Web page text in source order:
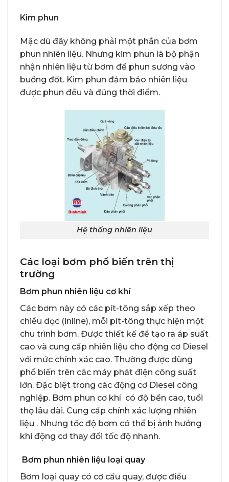
Kim phun
Mặc dù đây không phải một phần của bơm
phun nhiên liệu. Nhưng kim phun là bộ phận
nhận nhiên liệu từ bơm để phun sương vào
buồng đốt. Kim phun đảm bảo nhiên liệu
được phun đều và đúng thời điểm.
Hệ thống nhiên liệu
Các loại bơm phổ biến trên thị
trường
Bơm phun nhiên liệu cơ khí
Các bơm này có các pít-tông sắp xếp theo
chiều dọc (inline), mỗi pít-tông thực hiện một
chu trình bơm. Được thiết kế để tạo ra áp suất
cao và cung cấp nhiên liệu cho động cơ Diesel
với mức chính xác cao. Thường được dùng
phổ biến trên các máy phát điện công suất
lớn. Đặc biệt trong các động cơ Diesel công
nghiệp. Bơm phun cơ khí có độ bền cao, tuổi
thọ lâu dài. Cung cấp chính xác lượng nhiên
liệu . Nhưng tốc độ bơm có thể bị ảnh hưởng
khi động cơ thay đổi tốc độ nhanh.
Bơm phun nhiên liệu loại quay
Bơm loại quay có cơ cấu quay, được điều